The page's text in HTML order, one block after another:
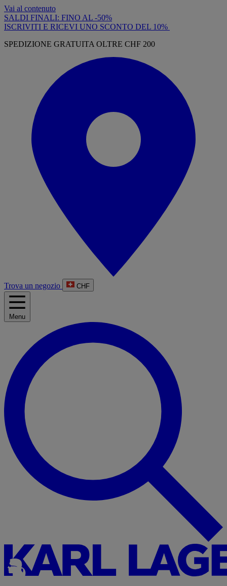
Vai al contenuto
SALDI FINALI: FINO AL -50%
ISCRIVITI E RICEVI UNO SCONTO DEL 10%
SPEDIZIONE GRATUITA OLTRE CHF 200
Trova un negozio CHF
Menu